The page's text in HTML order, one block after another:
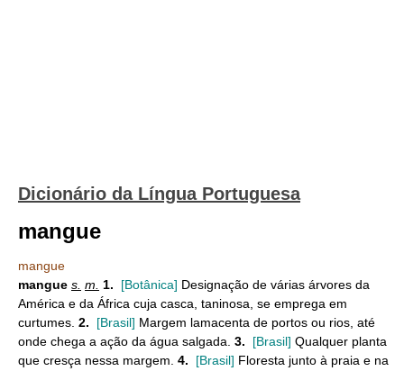
Dicionário da Língua Portuguesa
mangue
mangue
mangue s. m. 1. [Botânica] Designação de várias árvores da
América e da África cuja casca, taninosa, se emprega em
curtumes. 2. [Brasil] Margem lamacenta de portos ou rios, até
onde chega a ação da água salgada. 3. [Brasil] Qualquer planta
que cresça nessa margem. 4. [Brasil] Floresta junto à praia e na